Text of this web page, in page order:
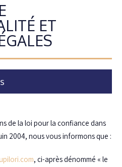
ET
de la loi pour la confiance dans
2004, nous vous informons que :
, ci-après dénommé « le